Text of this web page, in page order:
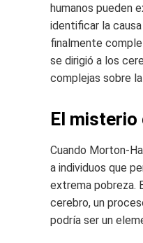
humanos pueden
identificar la
finalmente
se dirigió a los
complejas sobre
El
Cuando Morton-
a individuos que
extrema pobreza.
cerebro, un
podría ser un